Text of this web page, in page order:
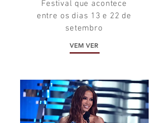
Festival que acontece
entre os dias 13 e 22 de
setembro
VEM VER